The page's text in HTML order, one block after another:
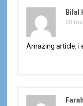
Bilal
28
Amazing article, i